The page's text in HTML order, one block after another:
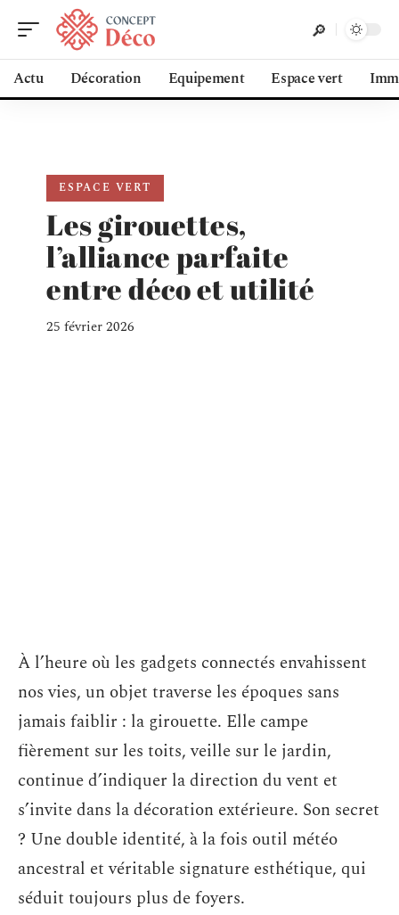
Actu Décoration Equipement Espace vert
ESPACE VERT
Les girouettes,
l’alliance parfaite
entre déco et utilité
25 février 2026
À l’heure où les gadgets connectés envahissent
nos vies, un objet traverse les époques sans
jamais faiblir : la girouette. Elle campe
fièrement sur les toits, veille sur le jardin,
continue d’indiquer la direction du vent et
s’invite dans la décoration extérieure. Son secret
? Une double identité, à la fois outil météo
ancestral et véritable signature esthétique, qui
séduit toujours plus de foyers.